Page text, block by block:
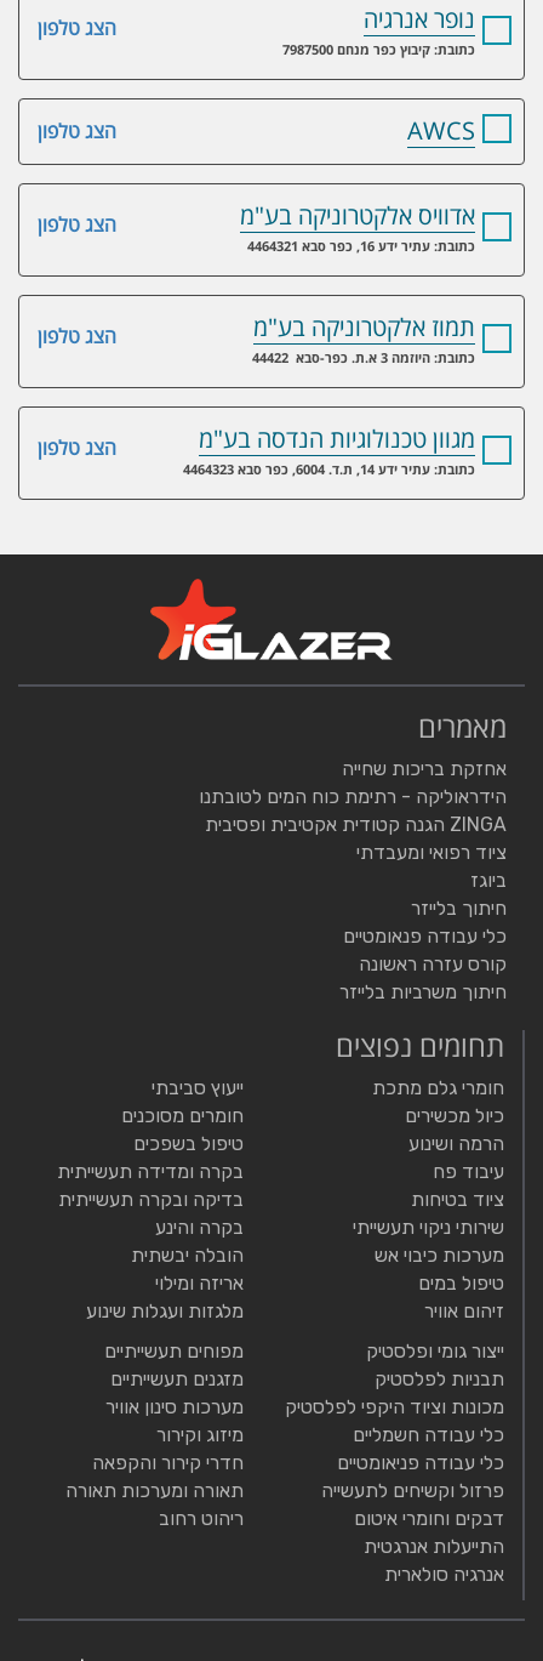
הצג טלפון נופר אנרגיה
כתובת: קיבוץ כפר מנחם 7987500
הצג טלפון AWCS
הצג טלפון אדוויס אלקטרוניקה בע"מ
כתובת: עתיר ידע 16, כפר סבא 4464321
הצג טלפון תמוז אלקטרוניקה בע"מ
כתובת: היוזמה 3 א.ת. כפר-סבא 44422
הצג טלפון מגוון טכנולוגיות הנדסה בע"מ
כתובת: עתיר ידע 14, ת.ד. 6004, כפר סבא 4464323
מאמרים
אחזקת בריכות שחייה
הידראוליקה - רתימת כוח המים לטובתנו
ZINGA הגנה קטודית אקטיבית ופסיבית
ציוד רפואי ומעבדתי
ביוגז
חיתוך בלייזר
כלי עבודה פנאומטיים
קורס עזרה ראשונה
חיתוך משרביות בלייזר
תחומים נפוצים
חומרי גלם מתכת
כיול מכשירים
הרמה ושינוע
עיבוד פח
ציוד בטיחות
שירותי ניקוי תעשייתי
מערכות כיבוי אש
טיפול במים
זיהום אוויר
ייעוץ סביבתי
חומרים מסוכנים
טיפול בשפכים
בקרה ומדידה תעשייתית
בדיקה ובקרה תעשייתית
בקרה והינע
הובלה יבשתית
אריזה ומילוי
מלגזות ועגלות שינוע
ייצור גומי ופלסטיק
תבניות לפלסטיק
מכונות וציוד היקפי לפלסטיק
כלי עבודה חשמליים
כלי עבודה פניאומטיים
פרזול וקשיחים לתעשייה
דבקים וחומרי איטום
התייעלות אנרגטית
אנרגיה סולארית
מפוחים תעשייתיים
מזגנים תעשייתיים
מערכות סינון אוויר
מיזוג וקירור
חדרי קירור והקפאה
תאורה ומערכות תאורה
ריהוט רחוב